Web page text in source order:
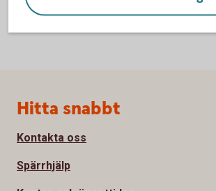
Sidfot
Hitta snabbt
Kontakta oss
Spärrhjälp